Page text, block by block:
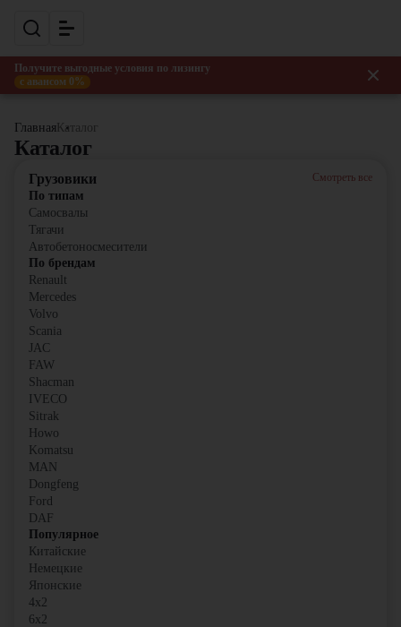
Получите выгодные условия по лизингу
с авансом 0%
Главная Каталог
Каталог
Грузовики Смотреть все
По типам
Самосвалы
Тягачи
Автобетоносмесители
По брендам
Renault
Mercedes
Volvo
Scania
JAC
FAW
Shacman
IVECO
Sitrak
Howo
Komatsu
MAN
Dongfeng
Ford
DAF
Популярное
Китайские
Немецкие
Японские
4x2
6x2